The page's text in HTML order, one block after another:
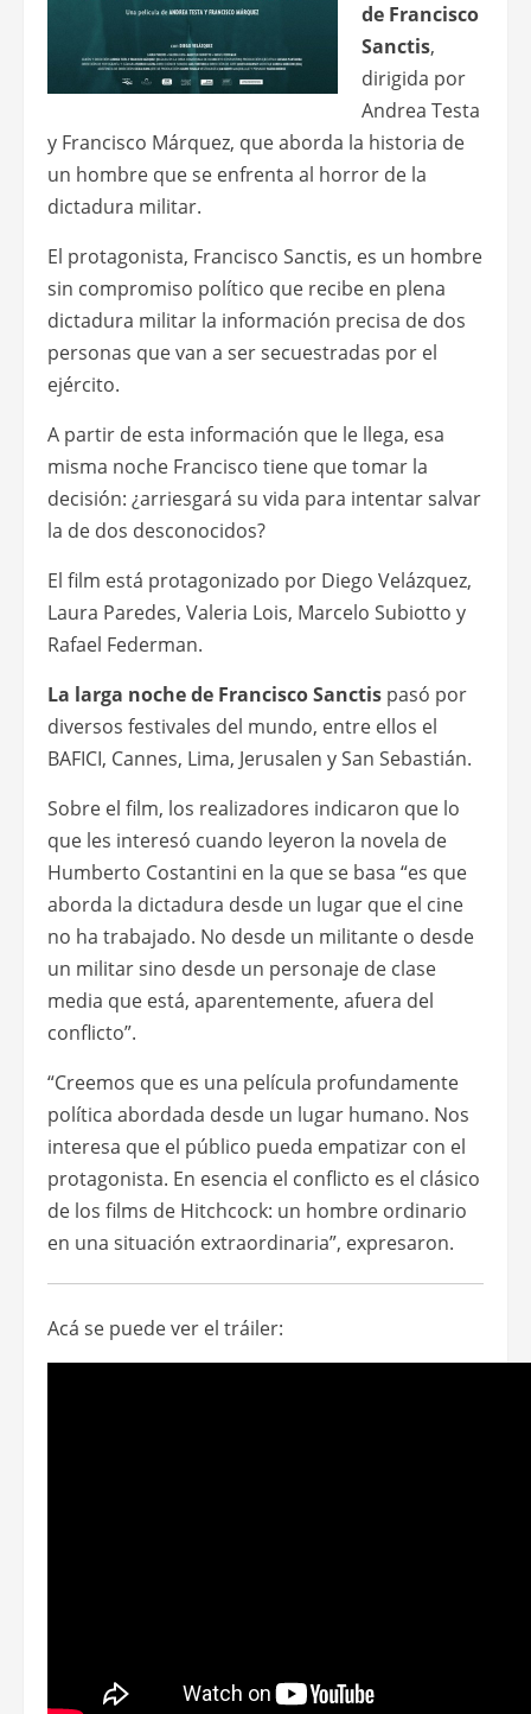
de Francisco
Sanctis,
dirigida por
Andrea Testa
y Francisco Márquez, que aborda la historia de
un hombre que se enfrenta al horror de la
dictadura militar.
El protagonista, Francisco Sanctis, es un hombre
sin compromiso político que recibe en plena
dictadura militar la información precisa de dos
personas que van a ser secuestradas por el
ejército.
A partir de esta información que le llega, esa
misma noche Francisco tiene que tomar la
decisión: ¿arriesgará su vida para intentar salvar
la de dos desconocidos?
El film está protagonizado por Diego Velázquez,
Laura Paredes, Valeria Lois, Marcelo Subiotto y
Rafael Federman.
La larga noche de Francisco Sanctis pasó por
diversos festivales del mundo, entre ellos el
BAFICI, Cannes, Lima, Jerusalen y San Sebastián.
Sobre el film, los realizadores indicaron que lo
que les interesó cuando leyeron la novela de
Humberto Costantini en la que se basa “es que
aborda la dictadura desde un lugar que el cine
no ha trabajado. No desde un militante o desde
un militar sino desde un personaje de clase
media que está, aparentemente, afuera del
conflicto”.
“Creemos que es una película profundamente
política abordada desde un lugar humano. Nos
interesa que el público pueda empatizar con el
protagonista. En esencia el conflicto es el clásico
de los films de Hitchcock: un hombre ordinario
en una situación extraordinaria”, expresaron.
Acá se puede ver el tráiler: